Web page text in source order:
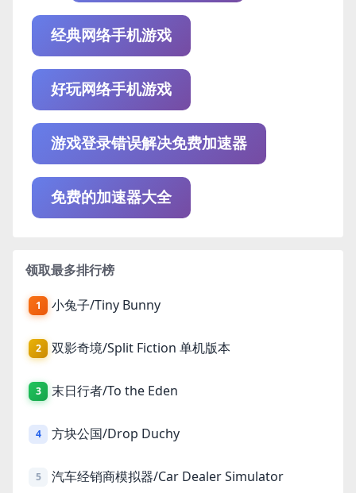
经典网络手机游戏
好玩网络手机游戏
游戏登录错误解决免费加速器
免费的加速器大全
领取最多排行榜
1 小兔子/Tiny Bunny
2 双影奇境/Split Fiction 单机版本
3 末日行者/To the Eden
4 方块公国/Drop Duchy
5 汽车经销商模拟器/Car Dealer Simulator